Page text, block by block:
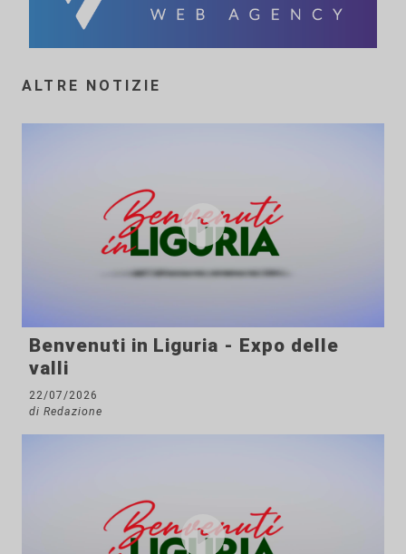
ALTRE NOTIZIE
Benvenuti in Liguria - Expo delle
valli
22/07/2026
di Redazione